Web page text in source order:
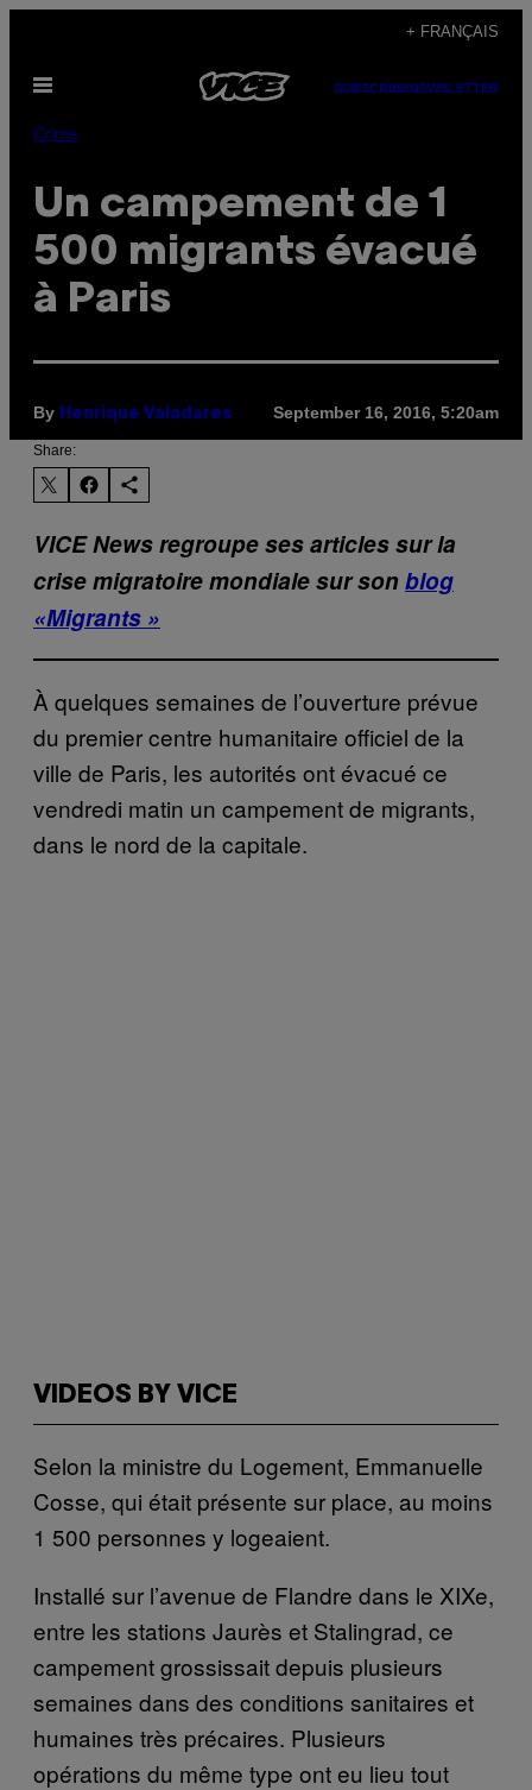
content
+ FRANÇAIS
Open
SUBSCRIBENEWSLETTER
Crime
Un campement de 1
500 migrants évacué
à Paris
By Henrique Valadares September 16, 2016, 5:20am
Share:
VICE News regroupe ses articles sur la
crise migratoire mondiale sur son blog
«Migrants »
À quelques semaines de l’ouverture prévue
du premier centre humanitaire officiel de la
ville de Paris, les autorités ont évacué ce
vendredi matin un campement de migrants,
dans le nord de la capitale.
VIDEOS BY VICE
Selon la ministre du Logement, Emmanuelle
Cosse, qui était présente sur place, au moins
1 500 personnes y logeaient.
Installé sur l’avenue de Flandre dans le XIXe,
entre les stations Jaurès et Stalingrad, ce
campement grossissait depuis plusieurs
semaines dans des conditions sanitaires et
humaines très précaires. Plusieurs
opérations du même type ont eu lieu tout